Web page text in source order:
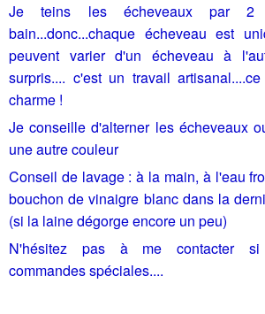
Je teins les écheveaux par 2
bain...donc...chaque écheveau est
peuvent varier d'un écheveau à
surpris.... c'est un travail
charme !
Je conseille d'alterner les écheveaux
une autre couleur
Conseil de lavage : à la main, à l'eau
bouchon de vinaigre blanc dans la
(si la laine dégorge encore un peu)
N'hésitez pas à me contacter
commandes spéciales....